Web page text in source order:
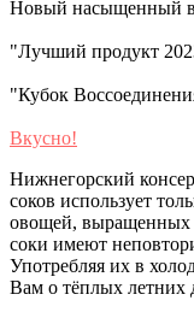
Новый насыщенный
"Лучший продукт
"Кубок
Вкусно!
Нижнегорский
соков использует
овощей, выращенных
соки имеют
Употребляя их в
Вам о тёплых летних